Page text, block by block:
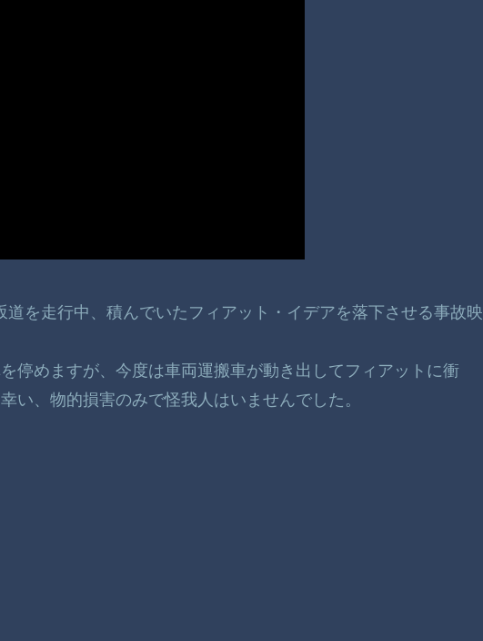
を走行中、積んでいたフィアット・イデアを落下させる事故映
停めますが、今度は車両運搬車が動き出してフィアットに衝
い、物的損害のみで怪我人はいませんでした。